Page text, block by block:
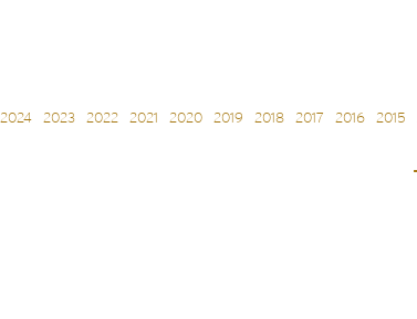
2024 2023 2022 2021 2020 2019 2018 2017 2016 2015